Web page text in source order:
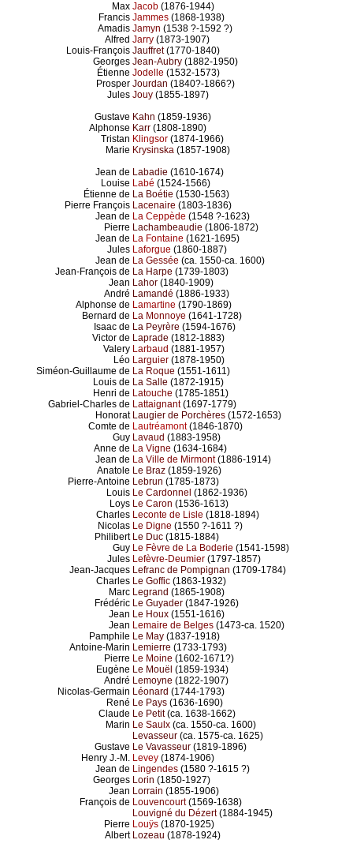
Max Jacob (1876-1944)
Francis Jammes (1868-1938)
Amadis Jamyn (1538 ?-1592 ?)
Alfred Jarry (1873-1907)
Louis-François Jauffret(1770-1840)
Georges Jean-Aubry (1882-1950)
Étienne Jodelle (1532-1573)
Prosper Jourdan (1840?-1866?)
Jules Jouy (1855-1897)
Gustave Kahn (1859-1936)
Alphonse Karr (1808-1890)
Tristan Klingsor (1874-1966)
Marie Krysinska (1857-1908)
Jean de Labadie (1610-1674)
Louise Labé (1524-1566)
Étienne de La Boétie (1530-1563)
Pierre François Lacenaire (1803-1836)
Jean de La Ceppède (1548 ?-1623)
Pierre Lachambeaudie (1806-1872)
Jean de La Fontaine (1621-1695)
Jules Laforgue (1860-1887)
Jean de La Gessée (ca. 1550-ca. 1600)
Jean-François de La Harpe (1739-1803)
Jean Lahor (1840-1909)
André Lamandé (1886-1933)
Alphonse de Lamartine (1790-1869)
Bernard de La Monnoye (1641-1728)
Isaac de La Peyrère (1594-1676)
Victor de Laprade (1812-1883)
Valery Larbaud (1881-1957)
Léo Larguier (1878-1950)
Siméon-Guillaume de La Roque (1551-1611)
Louis de La Salle (1872-1915)
Henri de Latouche (1785-1851)
Gabriel-Charles de Lattaignant(1697-1779)
Honorat Laugier de Porchères (1572-1653)
Comte de Lautréamont(1846-1870)
Guy Lavaud (1883-1958)
Anne de La Vigne (1634-1684)
Jean de La Ville de Mirmont(1886-1914)
Anatole Le Braz (1859-1926)
Pierre-Antoine Lebrun (1785-1873)
Louis Le Cardonnel (1862-1936)
Loys Le Caron (1536-1613)
Charles Leconte de Lisle (1818-1894)
Nicolas Le Digne (1550 ?-1611 ?)
Philibert Le Duc (1815-1884)
Guy Le Fèvre de La Boderie (1541-1598)
Jules Lefèvre-Deumier (1797-1857)
Jean-Jacques Lefranc de Pompignan (1709-1784)
Charles Le Goffic (1863-1932)
Marc Legrand (1865-1908)
Frédéric Le Guyader (1847-1926)
Jean Le Houx (1551-1616)
Jean Lemaire de Belges (1473-ca. 1520)
Pamphile Le May (1837-1918)
Antoine-Marin Lemierre (1733-1793)
Pierre Le Moine (1602-1671?)
Eugène Le Mouël (1859-1934)
André Lemoyne (1822-1907)
Nicolas-Germain Léonard (1744-1793)
René Le Pays (1636-1690)
Claude Le Petit(ca. 1638-1662)
Marin Le Saulx (ca. 1550-ca. 1600)
Levasseur (ca. 1575-ca. 1625)
Gustave Le Vavasseur (1819-1896)
Henry J.-M. Levey (1874-1906)
Jean de Lingendes (1580 ?-1615 ?)
Georges Lorin (1850-1927)
Jean Lorrain (1855-1906)
François de Louvencourt(1569-1638)
Louvigné du Dézert(1884-1945)
Pierre Louÿs (1870-1925)
Albert Lozeau (1878-1924)